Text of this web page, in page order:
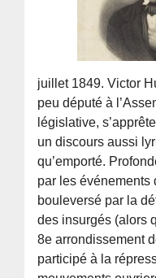
juillet 1849. Victor
peu député à
législative,
un discours aussi
qu’emporté.
par les événements
bouleversé par la
des insurgés (alors
8e arrondissement
participé à la